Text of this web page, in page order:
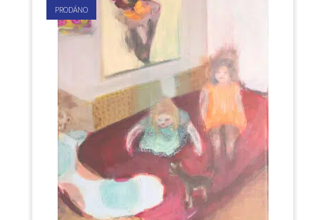
PRODÁNO